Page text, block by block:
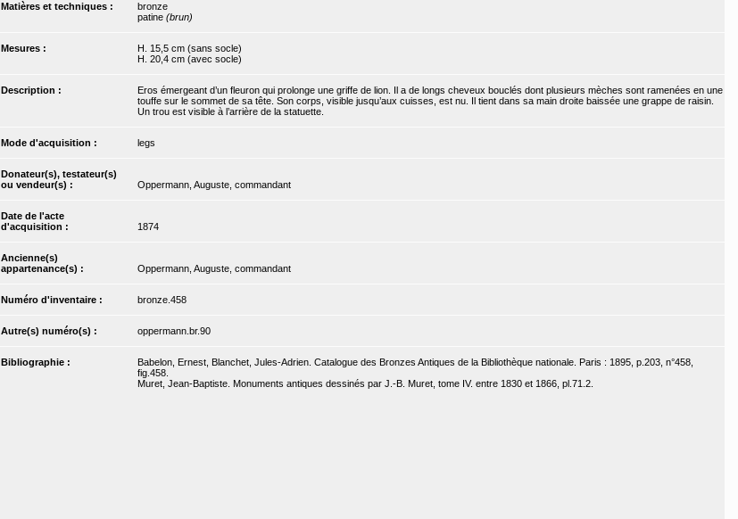
Matières et techniques :
bronze
patine (brun)
Mesures :
H. 15,5 cm (sans socle)
H. 20,4 cm (avec socle)
Description :
Eros émergeant d’un fleuron qui prolonge une griffe de lion. Il a de longs cheveux bouclés dont plusieurs mèches sont ramenées en une
touffe sur le sommet de sa tête. Son corps, visible jusqu’aux cuisses, est nu. Il tient dans sa main droite baissée une grappe de raisin.
Un trou est visible à l’arrière de la statuette.
Mode d'acquisition : legs
Donateur(s), testateur(s)
ou vendeur(s) :
Oppermann, Auguste, commandant
Date de l'acte
d'acquisition :
1874
Ancienne(s)
appartenance(s) :
Oppermann, Auguste, commandant
Numéro d'inventaire : bronze.458
Autre(s) numéro(s) : oppermann.br.90
Bibliographie :
Babelon, Ernest, Blanchet, Jules-Adrien. Catalogue des Bronzes Antiques de la Bibliothèque nationale. Paris : 1895, p.203, n°458,
fig.458.
Muret, Jean-Baptiste. Monuments antiques dessinés par J.-B. Muret, tome IV. entre 1830 et 1866, pl.71.2.